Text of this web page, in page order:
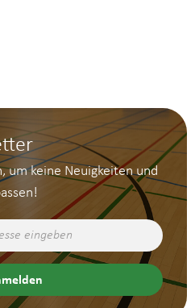
um keine Neuigkeiten und